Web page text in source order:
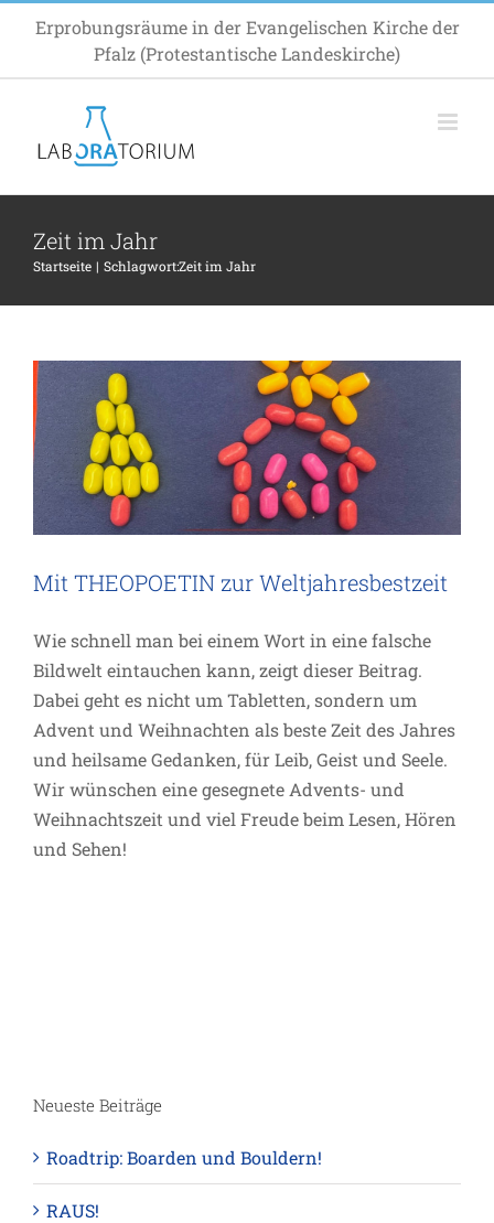
springen
Erprobungsräume in der Evangelischen Kirche der
Pfalz (Protestantische Landeskirche)
Zeit im Jahr
Startseite Schlagwort:Zeit im Jahr
Mit THEOPOETIN zur
Weltjahresbestzeit
Mit THEOPOETIN zur Weltjahresbestzeit
Wie schnell man bei einem Wort in eine falsche
Bildwelt eintauchen kann, zeigt dieser Beitrag.
Dabei geht es nicht um Tabletten, sondern um
Advent und Weihnachten als beste Zeit des Jahres
und heilsame Gedanken, für Leib, Geist und Seele.
Wir wünschen eine gesegnete Advents- und
Weihnachtszeit und viel Freude beim Lesen, Hören
und Sehen!
Neueste Beiträge
Roadtrip: Boarden und Bouldern!
RAUS!